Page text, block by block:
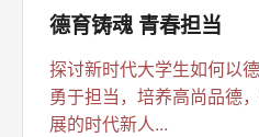
德育铸魂 青春担当
探讨新时代大学生如何以
勇于担当，培养高尚品德
展的时代新人...